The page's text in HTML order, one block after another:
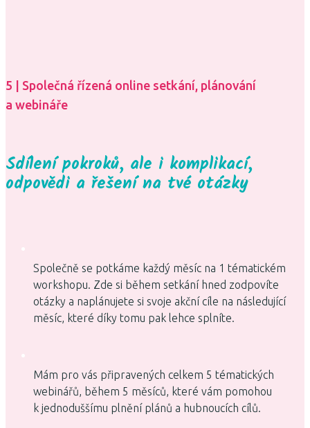
5 | Společná řízená online setkání, plánování
a webináře
Sdílení pokroků, ale i komplikací,
odpovědi a řešení na tvé otázky
Společně se potkáme každý měsíc na 1 tématickém
workshopu. Zde si během setkání hned zodpovíte
otázky a naplánujete si svoje akční cíle na následující
měsíc, které díky tomu pak lehce splníte.
Mám pro vás připravených celkem 5 tématických
webinářů, během 5 měsíců, které vám pomohou
k jednoduššímu plnění plánů a hubnoucích cílů.